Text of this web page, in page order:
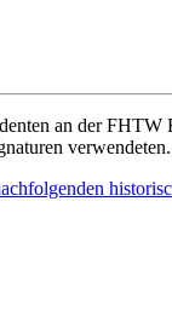
an der
verwendeten.